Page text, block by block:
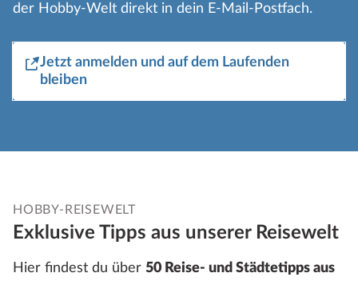
der Hobby-Welt direkt in dein E-Mail-Postfach.
Jetzt anmelden und auf dem Laufenden
bleiben
HOBBY-REISEWELT
Exklusive Tipps aus unserer Reisewelt
Hier findest du über 50 Reise- und Städtetipps aus